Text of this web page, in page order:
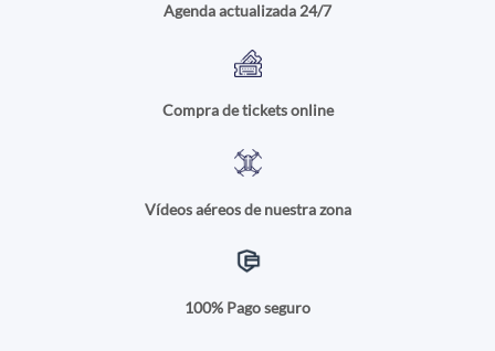
Agenda actualizada 24/7
Compra de tickets online
Vídeos aéreos de nuestra zona
100% Pago seguro